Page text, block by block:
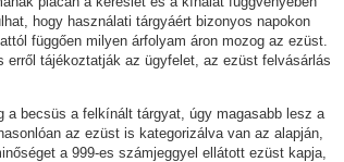
hogy használati tárgyáért bizonyos napokon
függően milyen árfolyam áron mozog az ezüst.
erről tájékoztatják az ügyfelet, az ezüst felvásárlás
a becsüs a felkínált tárgyat, úgy magasabb lesz a
az ezüst is kategorizálva van az alapján,
a 999-es számjeggyel ellátott ezüst kapja,